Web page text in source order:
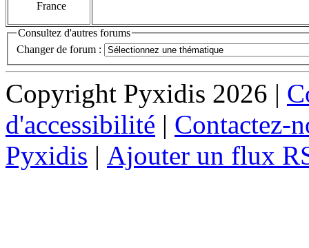
France
Consultez d'autres forums
Changer de forum :
Copyright Pyxidis 2026 |
d'accessibilité | Contactez-
Pyxidis | Ajouter un flux